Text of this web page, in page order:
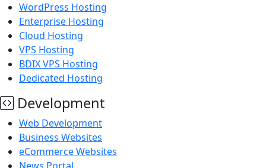
WordPress Hosting
Enterprise Hosting
Cloud Hosting
VPS Hosting
BDIX VPS Hosting
Dedicated Hosting
Development
Web Development
Business Websites
eCommerce Websites